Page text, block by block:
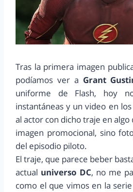
Tras la primera imagen
podíamos ver a Grant
uniforme de Flash, hoy
instantáneas y un video en
al actor con dicho traje en algo
imagen promocional, sino
del episodio piloto.
El traje, que parece beber
actual universo DC, no me
como el que vimos en la